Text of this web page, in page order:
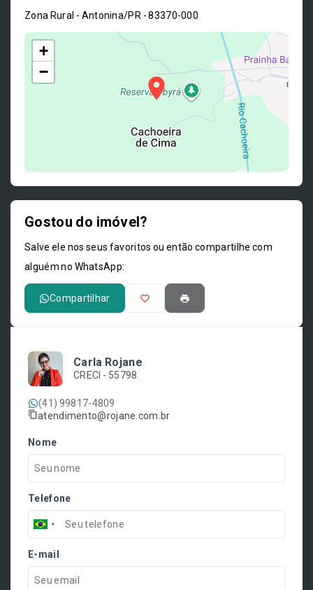
Zona Rural - Antonina/PR - 83370-000
+
−
Gostou do imóvel?
Salve ele nos seus favoritos ou então compartilhe com
alguém no WhatsApp:
Compartilhar
Carla Rojane
CRECI - 55798
(41) 99817-4809
atendimento@rojane.com.br
Nome
Telefone
E-mail